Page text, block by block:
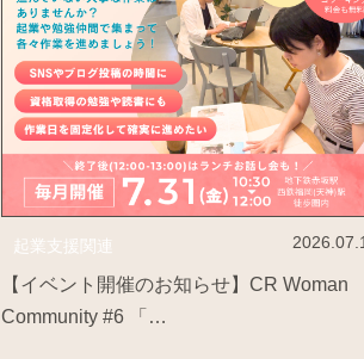
起業支援関連
【イベント開催のお知らせ】CR Woman
Community #6 「…